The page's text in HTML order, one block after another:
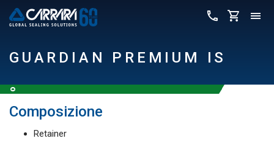
GUARDIAN PREMIUM IS
Composizione
Retainer